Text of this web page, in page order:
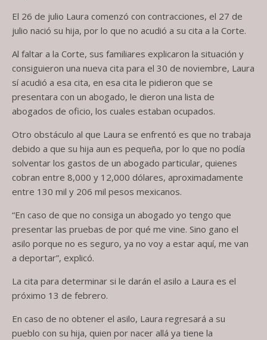
El 26 de julio Laura comenzó con contracciones, el 27 de
julio nació su hija, por lo que no acudió a su cita a la Corte.
Al faltar a la Corte, sus familiares explicaron la situación y
consiguieron una nueva cita para el 30 de noviembre, Laura
sí acudió a esa cita, en esa cita le pidieron que se
presentara con un abogado, le dieron una lista de
abogados de oficio, los cuales estaban ocupados.
Otro obstáculo al que Laura se enfrentó es que no trabaja
debido a que su hija aun es pequeña, por lo que no podía
solventar los gastos de un abogado particular, quienes
cobran entre 8,000 y 12,000 dólares, aproximadamente
entre 130 mil y 206 mil pesos mexicanos.
“En caso de que no consiga un abogado yo tengo que
presentar las pruebas de por qué me vine. Sino gano el
asilo porque no es seguro, ya no voy a estar aquí, me van
a deportar”, explicó.
La cita para determinar si le darán el asilo a Laura es el
próximo 13 de febrero.
En caso de no obtener el asilo, Laura regresará a su
pueblo con su hija, quien por nacer allá ya tiene la